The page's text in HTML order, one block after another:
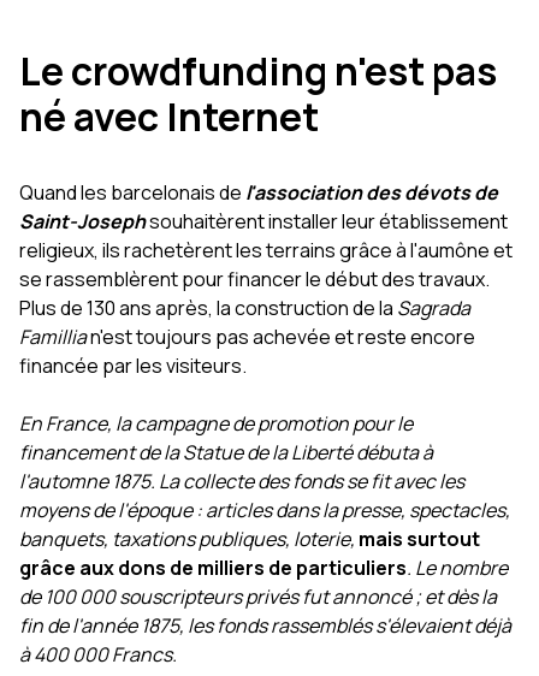
Le crowdfunding n'est pas
né avec Internet
Quand les barcelonais de l'association des dévots de
Saint-Josephsouhaitèrent installer leur établissement
religieux, ils rachetèrent les terrains grâce à l'aumône et
se rassemblèrent pour financer le début des travaux.
Plus de 130 ans après, la construction de la Sagrada
Famillian'est toujours pas achevée et reste encore
financée par les visiteurs.
En France, la campagne de promotion pour le
financement de la Statue de la Liberté débuta à
l'automne 1875. La collecte des fonds se fit avec les
moyens de l'époque : articles dans la presse, spectacles,
banquets, taxations publiques, loterie, mais surtout
grâce aux dons de milliers de particuliers. Le nombre
de 100 000 souscripteurs privés fut annoncé ; et dès la
fin de l'année 1875, les fonds rassemblés s'élevaient déjà
à 400 000 Francs.